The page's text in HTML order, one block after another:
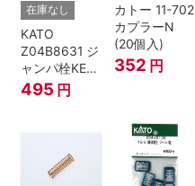
在庫なし
KATO
Z04B8631 ジ
ャンパ栓KE76
濃青 ランナー
495 円
カトー 11-702
カプラーN
(20個入)
352 円